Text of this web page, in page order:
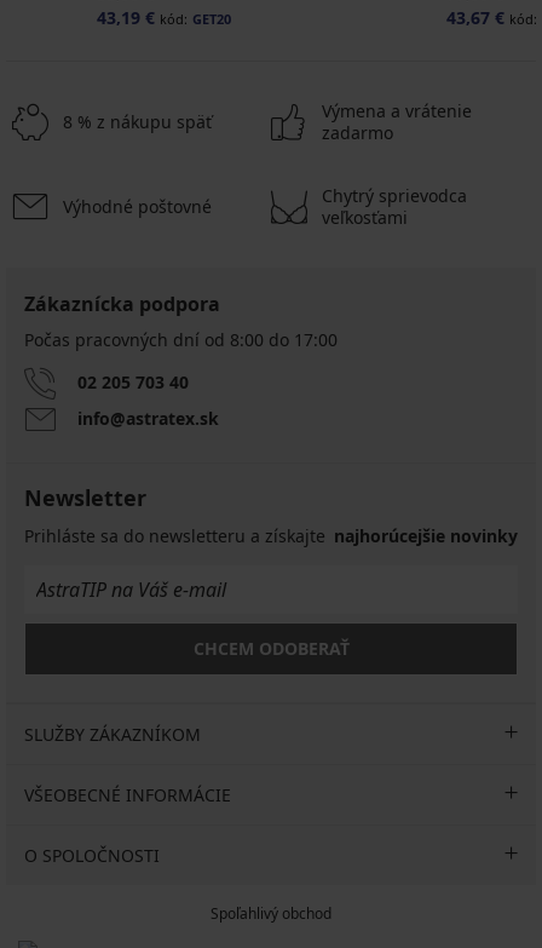
43,19 € kód: GET20
43,67 € kód:
-20 % GET20
Plážové
šaty
Amachi
Plus
41,99
€
16,80
kód
GET20
-50%
PREMIUM
Plážové
Iconique
Jeanette
82,50
€
-20 % GET20
Plážové
šaty
Amachi
II
Plus
41,99
€
€
kód
GET20
LIMITED -50%
šaty
Iconique
Margot
152,99
€
LIMITED
-20 % GET20
Plážové
Meccy
37,99
kód
GET20
LIMITED
-20 % GET20
mušelínová
Calyra
11,60
€
9,28
€
8 % z nákupu späť
Výmena a vrátenie
zadarmo
Výhodné poštovné
Chytrý sprievodca
veľkosťami
Zákaznícka podpora
Počas pracovných dní od 8:00 do 17:00
02 205 703 40
info@astratex.sk
Newsletter
Prihláste sa do newsletteru a získajte najhorúcejšie novinky
CHCEM ODOBERAŤ
SLUŽBY ZÁKAZNÍKOM
VŠEOBECNÉ INFORMÁCIE
O SPOLOČNOSTI
Spoľahlivý obchod